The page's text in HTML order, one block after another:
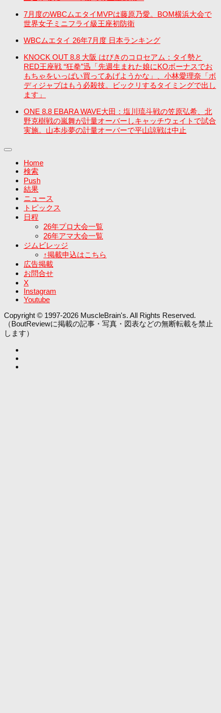
7月度のWBCムエタイMVPは藤原乃愛。BOM横浜大会で
世界女子ミニフライ級王座初防衛
WBCムエタイ 26年7月度 日本ランキング
KNOCK OUT 8.8 大阪 はびきのコロセアム：タイ勢と
RED王座戦 “狂拳”迅「先週生まれた娘にKOボーナスでお
もちゃをいっぱい買ってあげようかな」、小林愛理奈「ボ
ディジャブはもう必殺技。ビックリするタイミングで出し
ます」
ONE 8.8 EBARA WAVE大田：塩川琉斗戦の笠原弘希、北
野克樹戦の嵐舞が計量オーバーしキャッチウェイトで試合
実施。山本歩夢の計量オーバーで平山諒戦は中止
Home
検索
Push
結果
ニュース
トピックス
日程
26年プロ大会一覧
26年アマ大会一覧
ジムビレッジ
↑掲載申込はこちら
広告掲載
お問合せ
X
Instagram
Youtube
Copyright © 1997-2026 MuscleBrain's. All Rights Reserved.
（BoutReviewに掲載の記事・写真・図表などの無断転載を禁止
します）